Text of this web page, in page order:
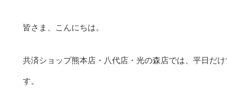
皆さま、こんにちは。
共済ショップ熊本店・八代店・光の森店では、平日だ
す。